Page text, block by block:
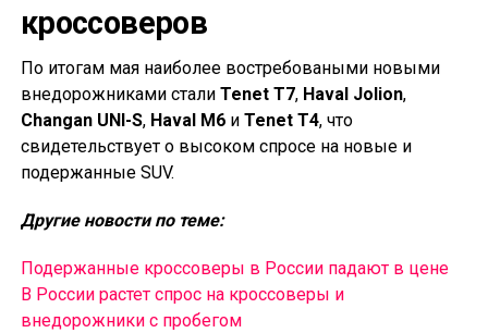
кроссоверов
По итогам мая наиболее востребоваными новыми
внедорожниками стали Tenet T7, Haval Jolion,
Changan UNI-S, Haval M6и Tenet T4, что
свидетельствует о высоком спросе на новые и
подержанные SUV.
Другие новости по теме:
Подержанные кроссоверы в России падают в цене
В России растет спрос на кроссоверы и
внедорожники с пробегом